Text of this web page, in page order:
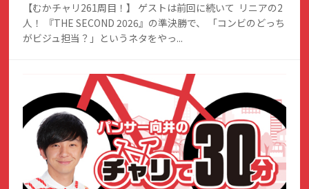
【むかチャリ261周目！】 ゲストは前回に続いて リニアの2
人！ 『THE SECOND 2026』の準決勝で、 「コンビのどっち
がビジュ担当？」というネタをやっ...